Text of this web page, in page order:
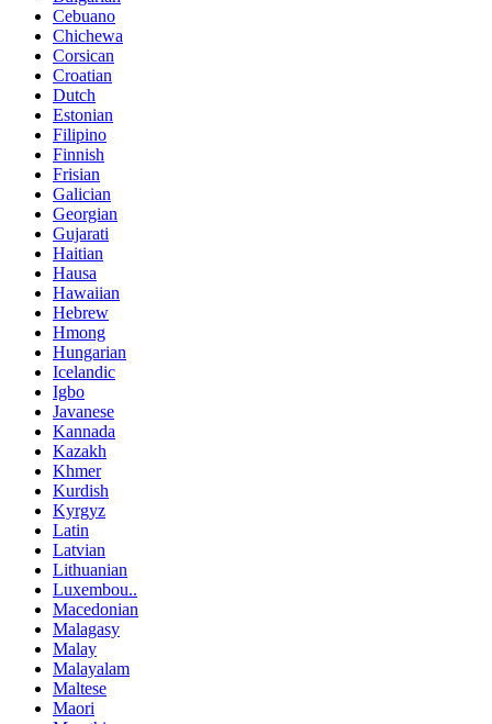
Cebuano
Chichewa
Corsican
Croatian
Dutch
Estonian
Filipino
Finnish
Frisian
Galician
Georgian
Gujarati
Haitian
Hausa
Hawaiian
Hebrew
Hmong
Hungarian
Icelandic
Igbo
Javanese
Kannada
Kazakh
Khmer
Kurdish
Kyrgyz
Latin
Latvian
Lithuanian
Luxembou..
Macedonian
Malagasy
Malay
Malayalam
Maltese
Maori